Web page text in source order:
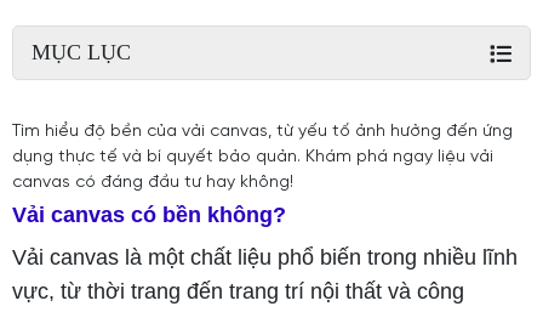
MỤC LỤC
Tìm hiểu độ bền của vải canvas, từ yếu tố ảnh hưởng đến ứng
dụng thực tế và bí quyết bảo quản. Khám phá ngay liệu vải
canvas có đáng đầu tư hay không!
Vải canvas có bền không?
Vải canvas là một chất liệu phổ biến trong nhiều lĩnh
vực, từ thời trang đến trang trí nội thất và công